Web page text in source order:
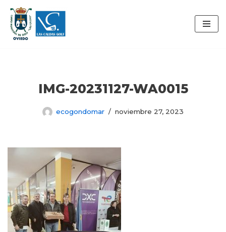
Saltar
al
IMG-20231127-WA0015
ecogondomar noviembre 27, 2023